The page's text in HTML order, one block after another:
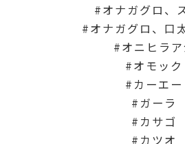
オナガグロ、
オナガグロ、口
オニヒラア
オモック
カーエー
ガーラ
カサゴ
カツオ